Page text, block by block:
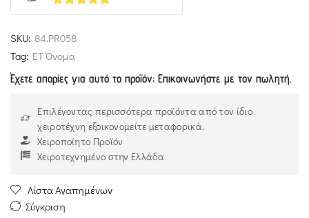
5out of 5
SKU: 84.PR058
Tag: ΕΤ Όνομα
Έχετε απορίες για αυτό το προϊόν; Επικοινωνήστε με τον πωλητή.
Επιλέγοντας περισσότερα προϊόντα από τον ίδιο
χειροτέχνη εξοικονομείτε μεταφορικά.
Χειροποίητο Προϊόν
Χειροτεχνημένο στην Ελλάδα
Λίστα Αγαπημένων
Σύγκριση